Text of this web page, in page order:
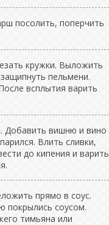
посолить, поперчить
кружки. Выложить
пельмени.
всплытия варить
Добавить вишню и вино
Влить сливки,
до кипения и варить
прямо в соус.
покрылись соусом.
тимьяна или